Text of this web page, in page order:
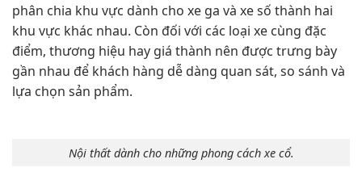
phân chia khu vực dành cho xe ga và xe số thành hai
khu vực khác nhau. Còn đối với các loại xe cùng đặc
điểm, thương hiệu hay giá thành nên được trưng bày
gần nhau để khách hàng dễ dàng quan sát, so sánh và
lựa chọn sản phẩm.
Nội thất dành cho những phong cách xe cổ.